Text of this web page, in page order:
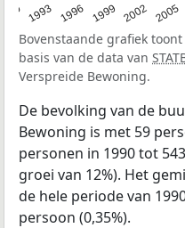
1993 1996 1999 2002 2005
Bovenstaande grafiek
basis van de data van
Verspreide Bewoning.
De bevolking van de
Bewoning is met 59
personen in 1990 tot
groei van 12%). Het
de hele periode van
persoon (0,35%).